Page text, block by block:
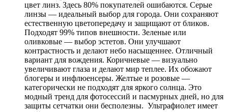
цвет линз. Здесь 80% покупателей ошибаются. Серые
линзы — идеальный выбор для города. Они сохраняют
естественную цветопередачу и защищают от бликов.
Подходят 99% типов внешности. Зеленые или
оливковые — выбор эстетов. Они улучшают
контрастность и делают небо насыщеннее. Отличный
вариант для вождения. Коричневые — визуально
увеличивают глаза и делают мир теплее. Их обожают
блогеры и инфлюенсеры. Желтые и розовые —
категорически не подходят для яркого солнца. Это
модный тренд для фотосессий и пасмурных дней, но для
защиты сетчатки они бесполезны. Ультрафиолет имеет